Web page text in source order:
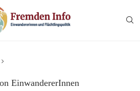
EinwandererInnen